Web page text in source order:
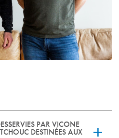
PAR VICONE
DESTINÉES AUX